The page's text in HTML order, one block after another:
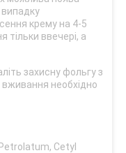
крему на 4-5
тільки ввечері, а
захисну фольгу з
необхідно
Cetyl